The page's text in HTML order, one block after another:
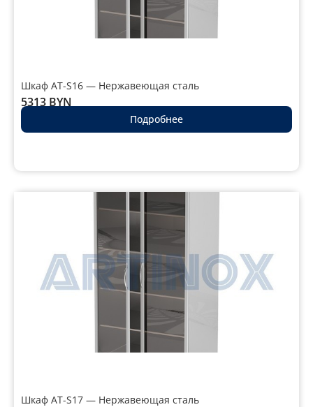
Шкаф AT-S16 — Нержавеющая сталь
5313 BYN
Подробнее
Шкаф AT-S17 — Нержавеющая сталь